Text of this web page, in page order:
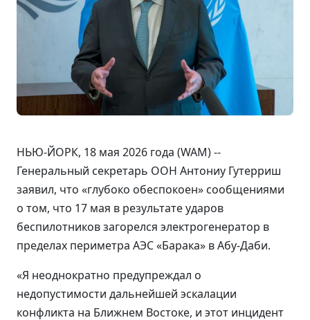
НЬЮ-ЙОРК, 18 мая 2026 года (WAM) --
Генеральный секретарь ООН Антониу Гутерриш
заявил, что «глубоко обеспокоен» сообщениями
о том, что 17 мая в результате ударов
беспилотников загорелся электрогенератор в
пределах периметра АЭС «Барака» в Абу-Даби.
«Я неоднократно предупреждал о
недопустимости дальнейшей эскалации
конфликта на Ближнем Востоке, и этот инцидент